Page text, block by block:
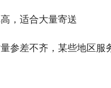
高，适合大量寄送
量参差不齐，某些地区服